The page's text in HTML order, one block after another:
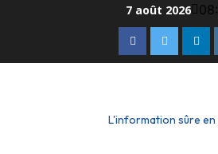
7 août 2026
L'information sûre en